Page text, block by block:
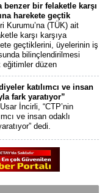
benzer bir felaketle karşı
harekete geçtik
Kurumu’na (TÜK) ait
karşı karşıya
geçtiklerini, üyelerinin iş
bilinçlendirilmesi
eğitimler düzen
katılımcı ve insan
fark yaratıyor”
İncirli, “CTP’nin
ve insan odaklı
dedi.